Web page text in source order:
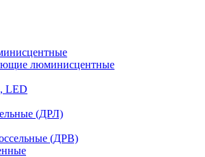
люминисцентные
LED
(ДРЛ)
(ДРВ)